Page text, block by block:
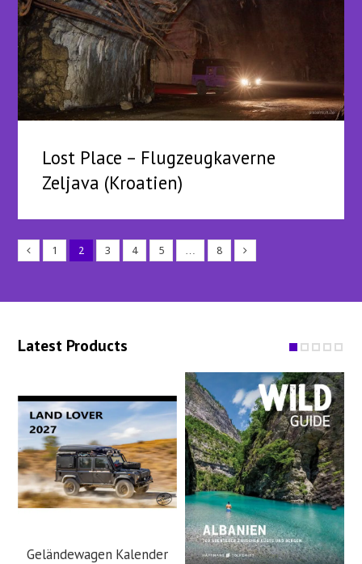
Lost Place – Flugzeugkaverne
Zeljava (Kroatien)
1 2 3 4 5 … 8
Latest Products
Geländewagen Kalender